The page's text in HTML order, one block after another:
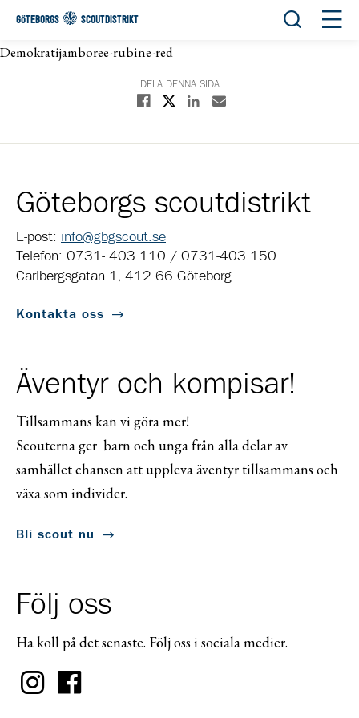
GÖTEBORGS SCOUTDISTRIKT Öppna
Demokratijamboree-rubine-red
DELA DENNA SIDA
Dela på Facebook
Dela på XDela på Linkedin
Dela med E-post
Göteborgs scoutdistrikt
E-post: info@gbgscout.se
Telefon: 0731- 403 110 / 0731-403 150
Carlbergsgatan 1, 412 66 Göteborg
Kontakta oss
Äventyr och kompisar!
Tillsammans kan vi göra mer!
Scouterna ger barn och unga från alla delar av
samhället chansen att uppleva äventyr tillsammans och
växa som individer.
Bli scout nu
Följ oss
Ha koll på det senaste. Följ oss i sociala medier.